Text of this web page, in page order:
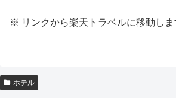
※ リンクから楽天トラベルに移動しま
ホテル